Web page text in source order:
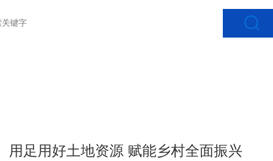
用足用好土地资源 赋能乡村全面振兴